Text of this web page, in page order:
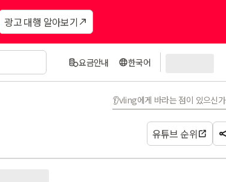
광고 대행 알아보기
요금안내 한국어
👂vling에게 바라는 점이 있으신
유튜브 순위